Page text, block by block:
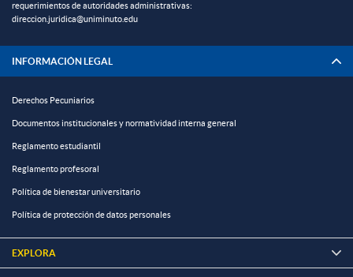
requerimientos de autoridades administrativas:
direccion.juridica@uniminuto.edu
INFORMACIÓN LEGAL
Derechos Pecuniarios
Documentos institucionales y normatividad interna general
Reglamento estudiantil
Reglamento profesoral
Política de bienestar universitario
Política de protección de datos personales
EXPLORA 